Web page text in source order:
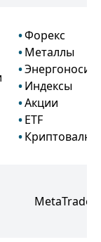
Форекс
Металлы
Индексы
Акции
ETF
MetaTrader